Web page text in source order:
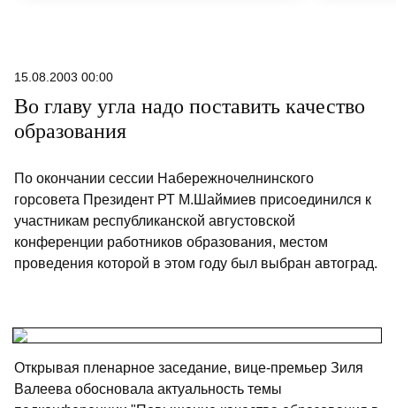
15.08.2003 00:00
Во главу угла надо поставить качество
образования
По окончании сессии Набережночелнинского
горсовета Президент РТ М.Шаймиев присоединился к
участникам республиканской августовской
конференции работников образования, местом
проведения которой в этом году был выбран автоград.
Открывая пленарное заседание, вице-премьер Зиля
Валеева обосновала актуальность темы